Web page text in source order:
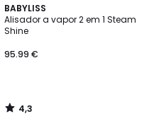
BABYLISS
Alisador a vapor 2 em 1 Steam
Shine
95.99 €
4,3
/ 5
4,3
/